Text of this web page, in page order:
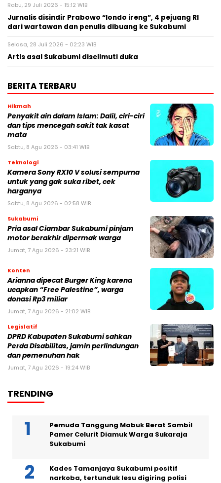
Rabu, 29 Juli 2026 - 15:12 WIB
Jurnalis disindir Prabowo “londo ireng”, 4 pejuang RI
dari wartawan dan penulis dibuang ke Sukabumi
Selasa, 28 Juli 2026 - 02:23 WIB
Artis asal Sukabumi diselimuti duka
BERITA TERBARU
Hikmah
Penyakit ain dalam Islam: Dalil, ciri-ciri
dan tips mencegah sakit tak kasat
mata
Sabtu, 8 Agu 2026 - 03:41 WIB
Teknologi
Kamera Sony RX10 V solusi sempurna
untuk yang gak suka ribet, cek
harganya
Sabtu, 8 Agu 2026 - 02:58 WIB
Sukabumi
Pria asal Ciambar Sukabumi pinjam
motor berakhir dipermak warga
Jumat, 7 Agu 2026 - 23:21 WIB
Konten
Arianna dipecat Burger King karena
ucapkan “Free Palestine”, warga
donasi Rp3 miliar
Jumat, 7 Agu 2026 - 21:02 WIB
Legislatif
DPRD Kabupaten Sukabumi sahkan
Perda Disabilitas, jamin perlindungan
dan pemenuhan hak
Jumat, 7 Agu 2026 - 19:24 WIB
TRENDING
Pemuda Tanggung Mabuk Berat Sambil
Pamer Celurit Diamuk Warga Sukaraja
Sukabumi
Kades Tamanjaya Sukabumi positif
narkoba, tertunduk lesu digiring polisi